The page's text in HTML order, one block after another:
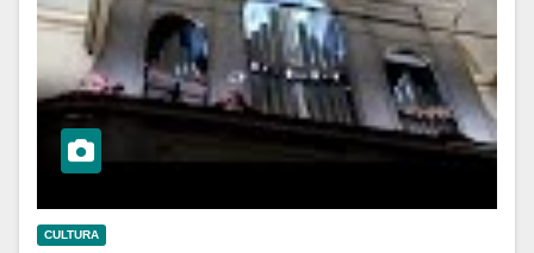
CULTURA